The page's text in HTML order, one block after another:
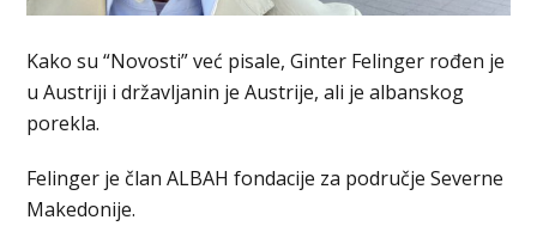
Kako su “Novosti” već pisale, Ginter Felinger rođen je
u Austriji i državljanin je Austrije, ali je albanskog
porekla.
Felinger je član ALBAH fondacije za područje Severne
Makedonije.